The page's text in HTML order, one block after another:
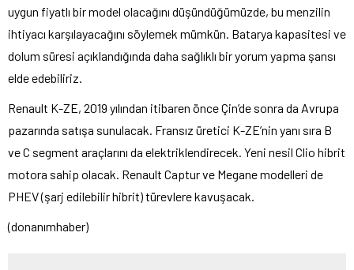
uygun fiyatlı bir model olacağını düşündüğümüzde, bu menzilin
ihtiyacı karşılayacağını söylemek mümkün. Batarya kapasitesi ve
dolum süresi açıklandığında daha sağlıklı bir yorum yapma şansı
elde edebiliriz.
Renault K-ZE, 2019 yılından itibaren önce Çin’de sonra da Avrupa
pazarında satışa sunulacak. Fransız üretici K-ZE’nin yanı sıra B
ve C segment araçlarını da elektriklendirecek. Yeni nesil Clio hibrit
motora sahip olacak. Renault Captur ve Megane modelleri de
PHEV (şarj edilebilir hibrit) türevlere kavuşacak.
(donanımhaber)